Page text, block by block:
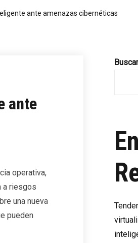
ante amenazas cibernéticas
Buscar
ante
operativa,
a riesgos
una nueva
pueden